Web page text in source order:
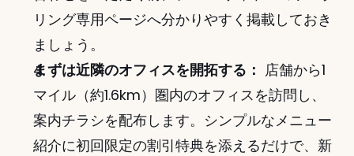
リング専用ページへ分かりやすく掲載しておき
ましょう。
まずは近隣のオフィスを開拓する： 店舗から1
マイル（約1.6km）圏内のオフィスを訪問し、
案内チラシを配布します。シンプルなメニュー
紹介に初回限定の割引特典を添えるだけで、新